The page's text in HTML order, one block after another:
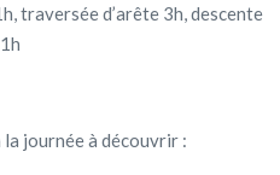
traversée d’arête 3h, descente
1h
journée à découvrir :